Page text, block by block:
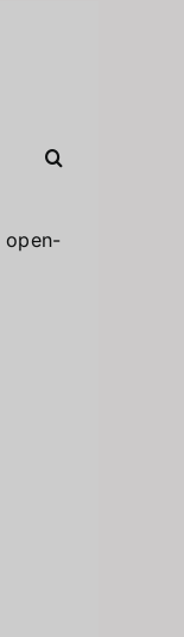
open-